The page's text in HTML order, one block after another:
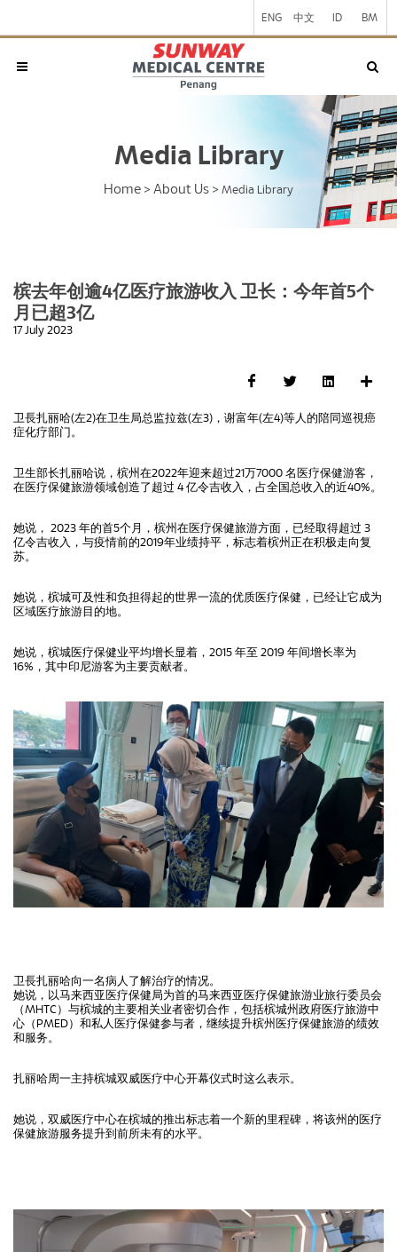
ENG 中文 ID BM
Media Library
Home > About Us > Media Library
槟去年创逾4亿医疗旅游收入 卫长：今年首5个
月已超3亿
17 July 2023
卫長扎丽哈(左2)在卫生局总监拉兹(左3)，谢富年(左4)等人的陪同巡視癌
症化疗部门。
卫生部长扎丽哈说，槟州在2022年迎来超过21万7000 名医疗保健游客，
在医疗保健旅游领域创造了超过 4 亿令吉收入，占全国总收入的近40%。
她说， 2023 年的首5个月，槟州在医疗保健旅游方面，已经取得超过 3
亿令吉收入，与疫情前的2019年业绩持平，标志着槟州正在积极走向复
苏。
她说，槟城可及性和负担得起的世界一流的优质医疗保健，已经让它成为
区域医疗旅游目的地。
她说，槟城医疗保健业平均增长显着，2015 年至 2019 年间增长率为
16%，其中印尼游客为主要贡献者。
卫長扎丽哈向一名病人了解治疗的情况。
她说，以马来西亚医疗保健局为首的马来西亚医疗保健旅游业旅行委员会
（MHTC）与槟城的主要相关业者密切合作，包括槟城州政府医疗旅游中
心（PMED）和私人医疗保健参与者，继续提升槟州医疗保健旅游的绩效
和服务。
扎丽哈周一主持槟城双威医疗中心开幕仪式时这么表示。
她说，双威医疗中心在槟城的推出标志着一个新的里程碑，将该州的医疗
保健旅游服务提升到前所未有的水平。